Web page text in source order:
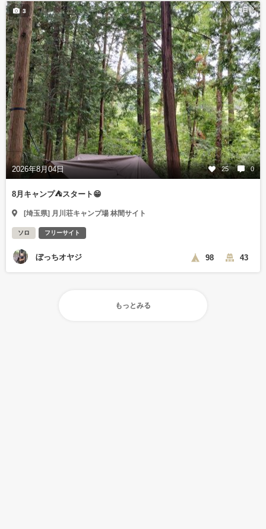
3日前
2026年8月04日 25 0
3
8月キャンプ⛺️スタート😁
[埼玉県] 月川荘キャンプ場 林間サイト
ソロ フリーサイト
ぼっちオヤジ 98 43
もっとみる